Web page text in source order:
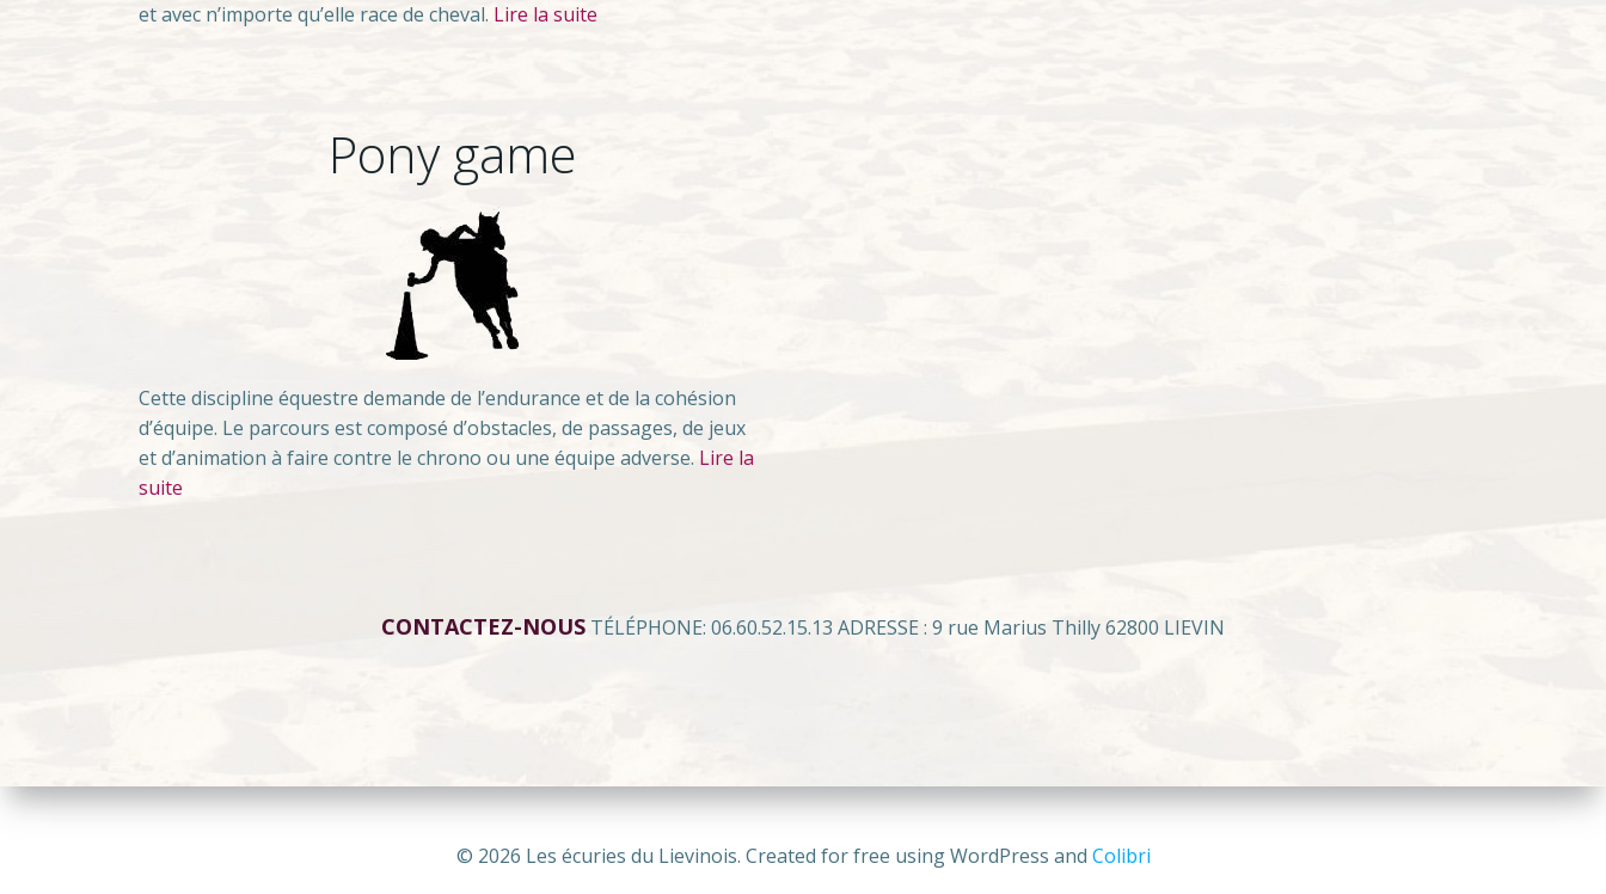
et avec n’importe qu’elle race de cheval. Lire la suite
Pony game
Cette discipline équestre demande de l’endurance et de la cohésion
d’équipe. Le parcours est composé d’obstacles, de passages, de jeux
et d’animation à faire contre le chrono ou une équipe adverse. Lire la
suite
CONTACTEZ-NOUS TÉLÉPHONE: 06.60.52.15.13 ADRESSE : 9 rue Marius Thilly 62800 LIEVIN
© 2026 Les écuries du Lievinois. Created for free using WordPress and Colibri